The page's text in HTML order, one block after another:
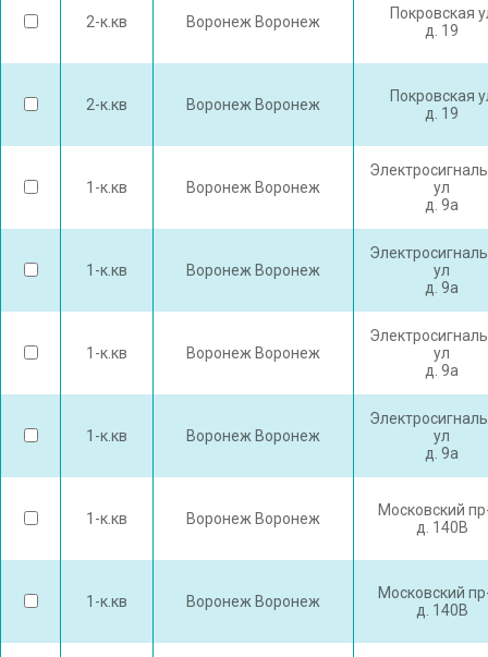
2-к.кв Воронеж Воронеж
Покровская
д. 19
2-к.кв Воронеж Воронеж
Покровская
д. 19
1-к.кв Воронеж Воронеж
ул
д. 9а
1-к.кв Воронеж Воронеж
ул
д. 9а
1-к.кв Воронеж Воронеж
ул
д. 9а
1-к.кв Воронеж Воронеж
ул
д. 9а
1-к.кв Воронеж Воронеж
Московский
д. 140В
1-к.кв Воронеж Воронеж
Московский
д. 140В